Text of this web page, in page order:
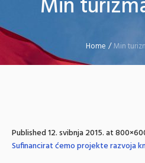
Min
Home /Min
Published12. svibnja 2015.at
Sufinancirat ćemo projekte razvoja